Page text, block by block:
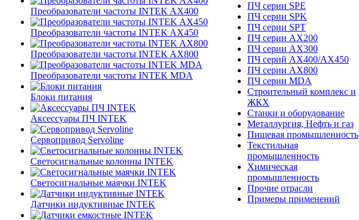
Преобразователи частоты INTEK AX400
Преобразователи частоты INTEK AX450
Преобразователи частоты INTEK AX800
Преобразователи частоты INTEK MDA
Блоки питания
Аксессуары ПЧ INTEK
Сервопривод Servoline
Светосигнальные колонны INTEK
Светосигнальные маячки INTEK
Датчики индуктивные INTEK
ПЧ серии SPE
ПЧ серии SPK
ПЧ серии SPT
ПЧ серии AX200
ПЧ серии AX300
ПЧ серий AX400/AX450
ПЧ серии AX800
ПЧ серии MDA
Строительный комплекс и
ЖКХ
Станки и оборудование
Металлургия, Нефть и газ
Пищевая промышленность
Текстильная
промышленность
Химическая
промышленность
Прочие отрасли
Примеры применений